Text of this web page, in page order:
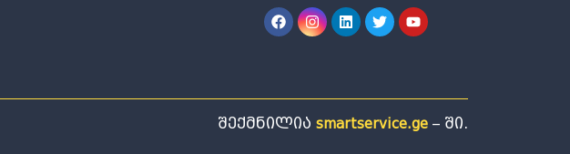
შექმნილია smartservice.ge – ში.